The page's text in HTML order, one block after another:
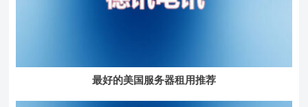
最好的美国服务器租用推荐